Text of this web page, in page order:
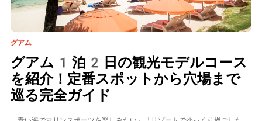
グアム
グアム1泊2日の観光モデルコース
を紹介！定番スポットから穴場まで
巡る完全ガイド